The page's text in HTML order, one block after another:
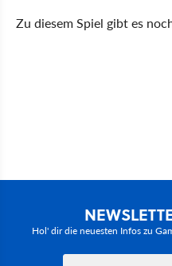
Zu diesem Spiel gibt es
Hol' dir die neuesten Infos zu